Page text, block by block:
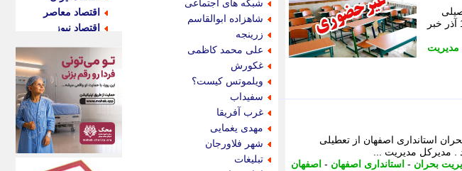
آموزش و پرورش و مراکز آموزش عالی و دانشگاه های سراسر استان تا دوشنبه 17 آذر خبر
مدیریت
شد . مدیرکل مدیریت بحران استانداری اصفهان از تعطیلی
بحران - استانداری اصفهان - اصفهان
شبکه های اجتماعی
شاهزاده ابوالقاسم
زرینجه
علی محمد کاظمی
غکورش
ویلموتس کیست؟
سفیداب
غرب آفریقا
مهدی یغمایی
شهر فلاورجان
تبلیغات
اقتصاد معاصر
اقتصاد نیوز
اکوفارس
اکونگار
اکونیوز
الف
انتشار آنلاین
اندیشه قرن
اندیشه معاصر
اندیشه ها